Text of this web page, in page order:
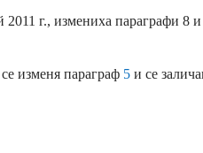
г., измениха параграфи 8 и
изменя параграф 5 и се